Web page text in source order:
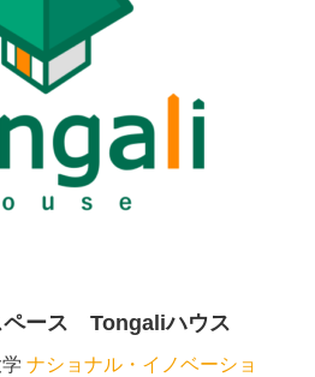
ペース Tongaliハウス
学ナショナル・イノベーショ